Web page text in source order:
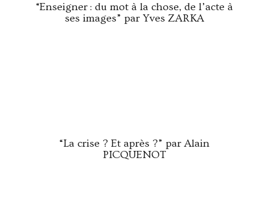
“Enseigner : du mot à la chose, de l’acte à
ses images” par Yves ZARKA
“La crise ? Et après ?” par Alain
PICQUENOT